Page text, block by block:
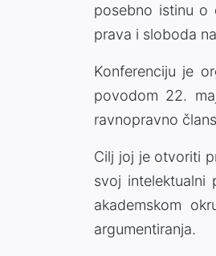
posebno istinu o
prava i sloboda
Konferenciju je
povodom 22.
ravnopravno
Cilj joj je otvoriti
svoj intelektualni
akademskom
argumentiranja.